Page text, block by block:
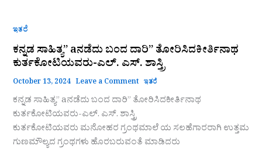
ಇತರೆ
ಕನ್ನಡ ಸಾಹಿತ್ಯ” aನಡೆದು ಬಂದ ದಾರಿ” ತೋರಿಸಿದಕೀರ್ತಿನಾಥ
ಕುರ್ತಕೋಟಿಯವರು-ಎಲ್. ಎಸ್. ಶಾಸ್ತ್ರಿ
October 13, 2024 Leave a Comment ಇತರೆ
ಕನ್ನಡ ಸಾಹಿತ್ಯ” aನಡೆದು ಬಂದ ದಾರಿ” ತೋರಿಸಿದಕೀರ್ತಿನಾಥ
ಕುರ್ತಕೋಟಿಯವರು-ಎಲ್. ಎಸ್. ಶಾಸ್ತ್ರಿ
ಕುರ್ತಕೋಟಿಯವರು ಮನೋಹರ ಗ್ರಂಥಮಾಲೆ ಯ ಸಲಹೆಗಾರರಾಗಿ ಉತ್ತಮ
ಗುಣಮೌಲ್ಯದ ಗ್ರಂಥಗಳು ಹೊರಬರುವಂತೆ ಮಾಡಿದರು